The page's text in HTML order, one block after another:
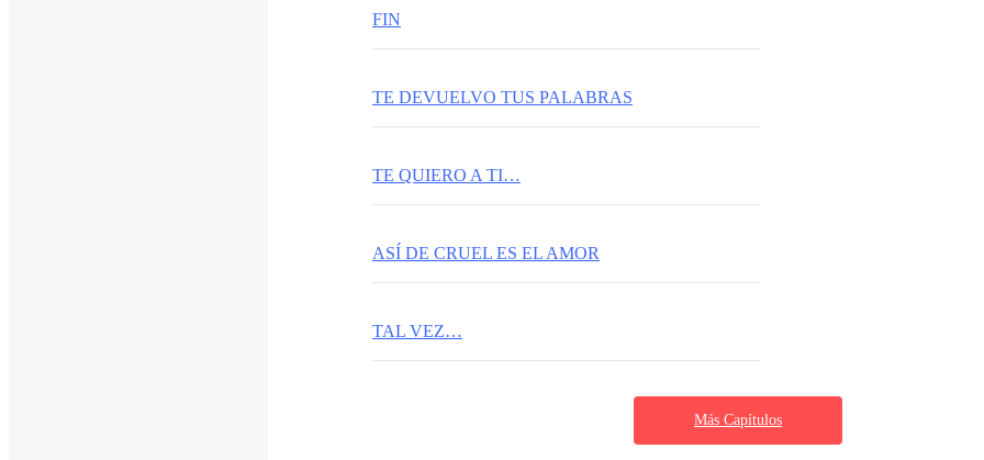
FIN
TE DEVUELVO TUS PALABRAS
TE QUIERO A TI…
ASÍ DE CRUEL ES EL AMOR
TAL VEZ…
Más Capítulos